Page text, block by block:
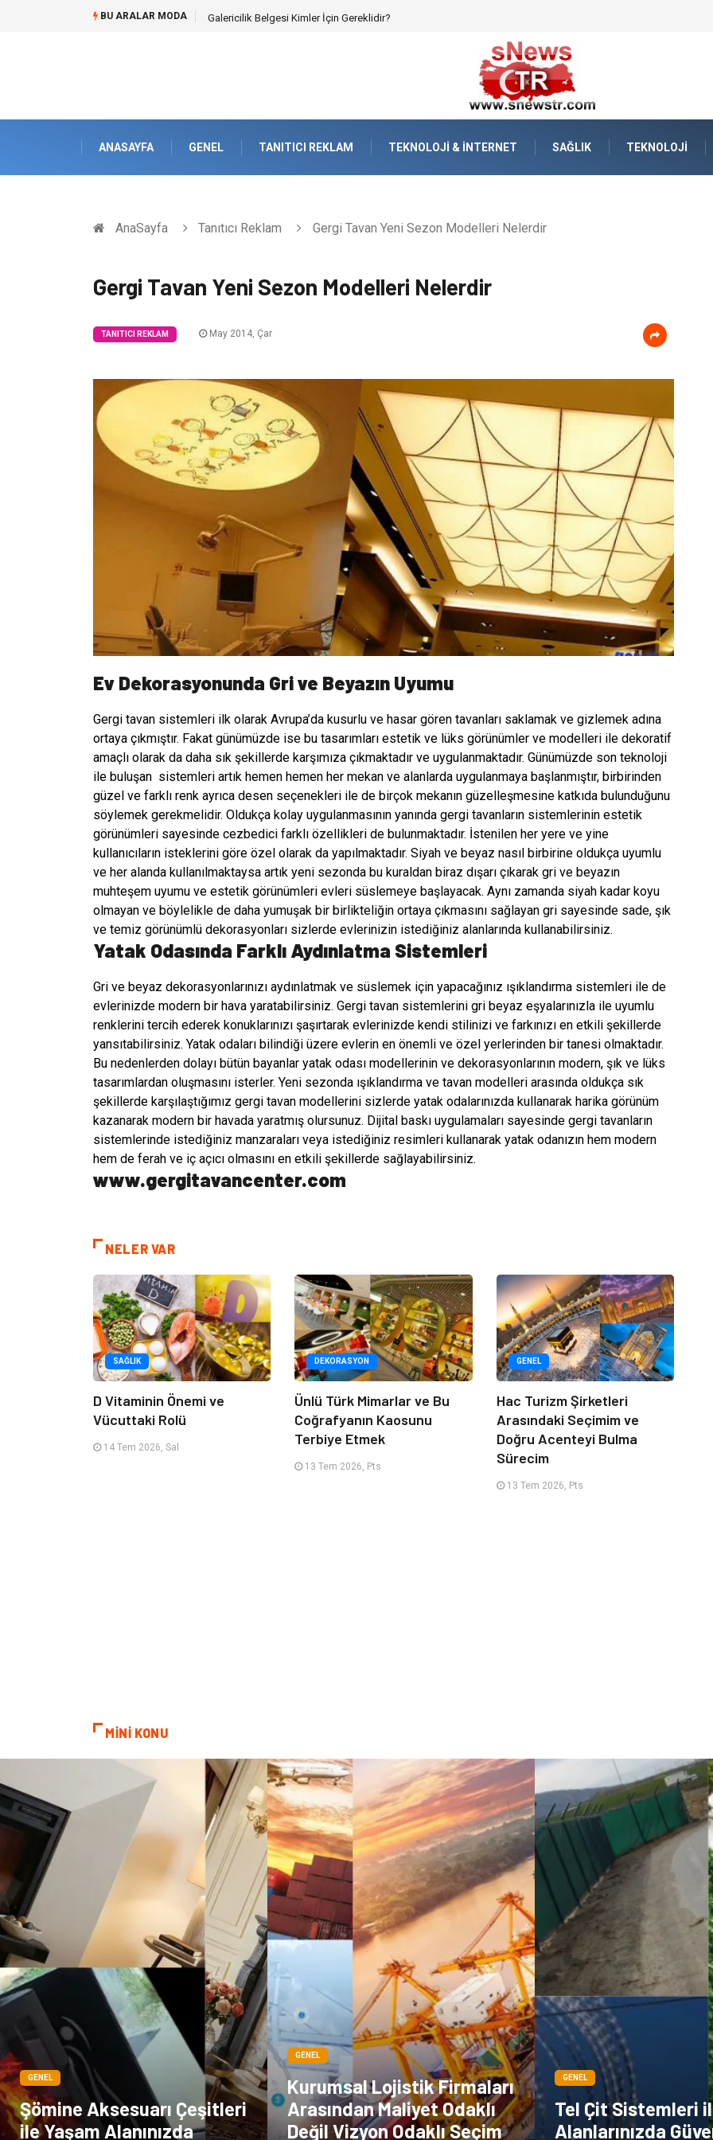
BU ARALAR MODA Galericilik Belgesi Kimler İçin Gereklidir?
ANASAYFA GENEL TANITICI REKLAM TEKNOLOJI & İNTERNET SAĞLIK TEKNOLOJI
AnaSayfa Tanıtıcı Reklam Gergi Tavan Yeni Sezon Modelleri Nelerdir
Gergi Tavan Yeni Sezon Modelleri Nelerdir
TANITICI REKLAM May 2014, Çar
Ev Dekorasyonunda Gri ve Beyazın Uyumu
Gergi tavan sistemleri ilk olarak Avrupa’da kusurlu ve hasar gören tavanları saklamak ve gizlemek adına
ortaya çıkmıştır. Fakat günümüzde ise bu tasarımları estetik ve lüks görünümler ve modelleri ile dekoratif
amaçlı olarak da daha sık şekillerde karşımıza çıkmaktadır ve uygulanmaktadır. Günümüzde son teknoloji
ile buluşan sistemleri artık hemen hemen her mekan ve alanlarda uygulanmaya başlanmıştır, birbirinden
güzel ve farklı renk ayrıca desen seçenekleri ile de birçok mekanın güzelleşmesine katkıda bulunduğunu
söylemek gerekmelidir. Oldukça kolay uygulanmasının yanında gergi tavanların sistemlerinin estetik
görünümleri sayesinde cezbedici farklı özellikleri de bulunmaktadır. İstenilen her yere ve yine
kullanıcıların isteklerini göre özel olarak da yapılmaktadır. Siyah ve beyaz nasıl birbirine oldukça uyumlu
ve her alanda kullanılmaktaysa artık yeni sezonda bu kuraldan biraz dışarı çıkarak gri ve beyazın
muhteşem uyumu ve estetik görünümleri evleri süslemeye başlayacak. Aynı zamanda siyah kadar koyu
olmayan ve böylelikle de daha yumuşak bir birlikteliğin ortaya çıkmasını sağlayan gri sayesinde sade, şık
ve temiz görünümlü dekorasyonları sizlerde evlerinizin istediğiniz alanlarında kullanabilirsiniz.
Yatak Odasında Farklı Aydınlatma Sistemleri
Gri ve beyaz dekorasyonlarınızı aydınlatmak ve süslemek için yapacağınız ışıklandırma sistemleri ile de
evlerinizde modern bir hava yaratabilirsiniz. Gergi tavan sistemlerini gri beyaz eşyalarınızla ile uyumlu
renklerini tercih ederek konuklarınızı şaşırtarak evlerinizde kendi stilinizi ve farkınızı en etkili şekillerde
yansıtabilirsiniz. Yatak odaları bilindiği üzere evlerin en önemli ve özel yerlerinden bir tanesi olmaktadır.
Bu nedenlerden dolayı bütün bayanlar yatak odası modellerinin ve dekorasyonlarının modern, şık ve lüks
tasarımlardan oluşmasını isterler. Yeni sezonda ışıklandırma ve tavan modelleri arasında oldukça sık
şekillerde karşılaştığımız gergi tavan modellerini sizlerde yatak odalarınızda kullanarak harika görünüm
kazanarak modern bir havada yaratmış olursunuz. Dijital baskı uygulamaları sayesinde gergi tavanların
sistemlerinde istediğiniz manzaraları veya istediğiniz resimleri kullanarak yatak odanızın hem modern
hem de ferah ve iç açıcı olmasını en etkili şekillerde sağlayabilirsiniz.
www.gergitavancenter.com
NELER VAR
SAĞLIK
D Vitaminin Önemi ve
Vücuttaki Rolü
14 Tem 2026, Sal
DEKORASYON
Ünlü Türk Mimarlar ve Bu
Coğrafyanın Kaosunu
Terbiye Etmek
13 Tem 2026, Pts
GENEL
Hac Turizm Şirketleri
Arasındaki Seçimim ve
Doğru Acenteyi Bulma
Sürecim
13 Tem 2026, Pts
MİNİ KONU
GENEL
Şömine Aksesuarı Çeşitleri
ile Yaşam Alanınızda
GENEL
Kurumsal Lojistik Firmaları
Arasından Maliyet Odaklı
Değil Vizyon Odaklı Seçim
GENEL
Tel Çit Sistemleri
Alanlarınızda